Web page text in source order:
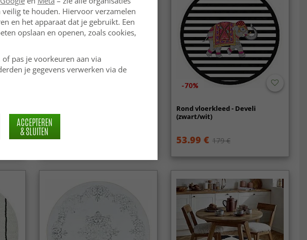
(zwart/wit)
122.99 €
-70%
Rond vloerkleed - Develi
(zwart/wit)
53.99 € 179 €
te houden. Hiervoor verzamelen
en het apparaat dat je gebruikt. Een
opslaan en openen, zoals cookies,
pas je voorkeuren aan via
je gegevens verwerken via de
ACCEPTEREN
& SLUITEN